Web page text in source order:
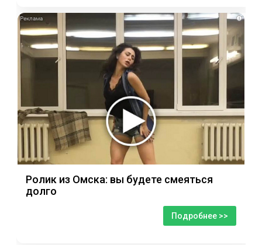
i
Ролик из Омска: вы будете смеяться
долго
Подробнее >>